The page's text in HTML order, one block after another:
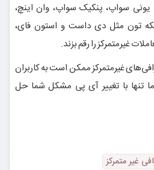
یونی سواپ، پنکیک سواپ، وان اینچ،
تون مثل دی داست و استون فای،
غیرمتمرکز را رقم بزند.
غیرمتمرکز ممکن است به کاربران
تنها با تغییر آی پی مشکل شما حل
غیر متمرکز